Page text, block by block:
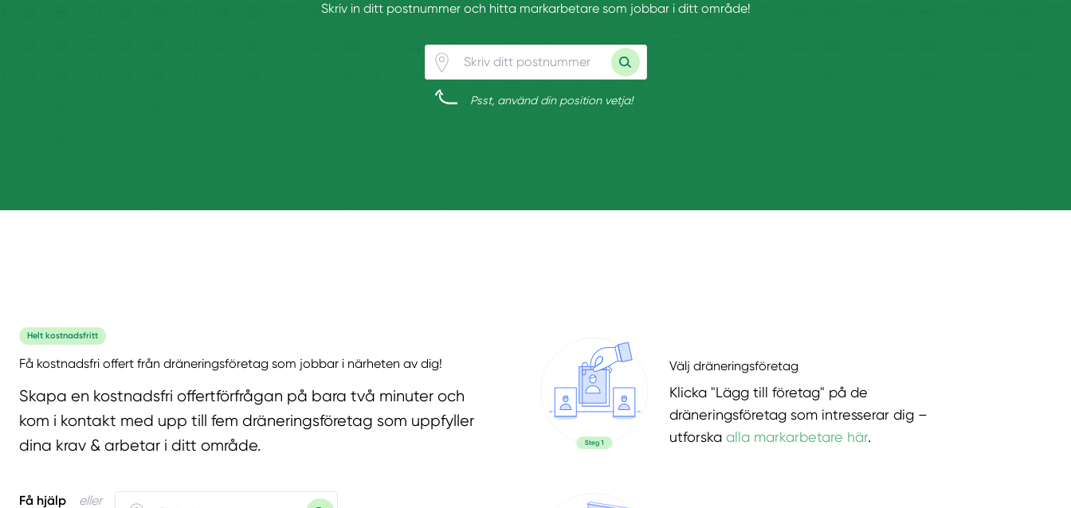
Skriv in ditt postnummer och hitta markarbetare som jobbar i ditt område!
Psst, använd din position vetja!
Helt kostnadsfritt
Få kostnadsfri offert från dräneringsföretag som jobbar i närheten av dig!
Skapa en kostnadsfri offertförfrågan på bara två minuter och
kom i kontakt med upp till fem dräneringsföretag som uppfyller
dina krav & arbetar i ditt område.
Få hjälp eller
Välj dräneringsföretag
Klicka "Lägg till företag" på de
dräneringsföretag som intresserar dig –
utforska alla markarbetare här.